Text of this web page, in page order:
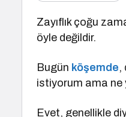
Zayıflık çoğu
öyle değildir.
Bugün köşemde,
istiyorum ama ne
Evet, genellikle